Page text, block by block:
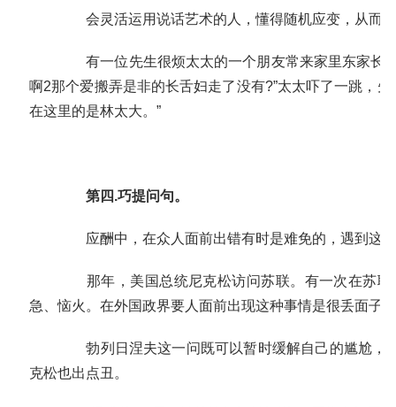
会灵活运用说话艺术的人，懂得随机应变，从而
有一位先生很烦太太的一个朋友常来家里东家长西
啊2那个爱搬弄是非的长舌妇走了没有?”太太吓了一跳，
在这里的是林太大。”
第四.巧提问句。
应酬中，在众人面前出错有时是难免的，遇到这种
那年，美国总统尼克松访问苏联。有一次在苏联
急、恼火。在外国政界要人面前出现这种事情是很丢面子
勃列日涅夫这一问既可以暂时缓解自己的尴尬，
克松也出点丑。